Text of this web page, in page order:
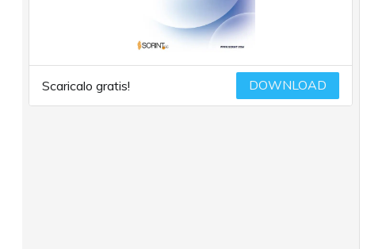
Scaricalo gratis! DOWNLOAD